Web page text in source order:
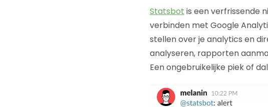
Statsbot is een verfrissende
verbinden met Google
stellen over je analytics en
analyseren, rapporten
Een ongebruikelijke piek of